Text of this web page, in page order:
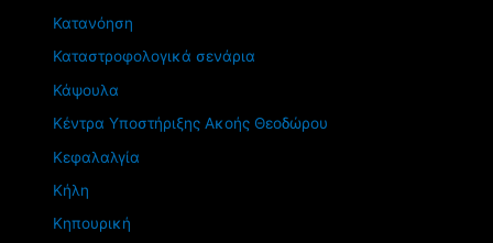
Κατανόηση
Καταστροφολογικά σενάρια
Κάψουλα
Κέντρα Υποστήριξης Ακοής Θεοδώρου
Κεφαλαλγία
Κήλη
Κηπουρική